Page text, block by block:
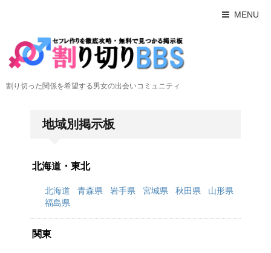
MENU
割り切った関係を希望する男女の出会いコミュニティ
地域別掲示板
北海道・東北
北海道 青森県 岩手県 宮城県 秋田県
山形県
福島県
関東